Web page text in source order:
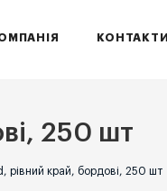
КОНТАКТИ
250 шт
рівний край, бордові, 250 шт